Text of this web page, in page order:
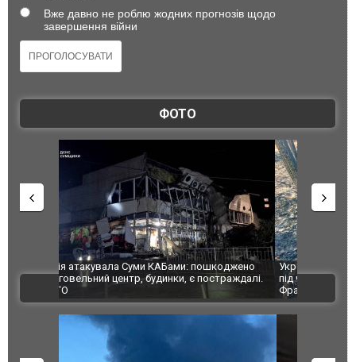
Вже давно не роблю жодних прогнозів щодо
завершення війни
ФОТО
Українські надзвичайники врятували козуленя
під час ліквідації масштабної лісової пожежі у
Франції
СБУ за
Болгарії
ВІДЕО